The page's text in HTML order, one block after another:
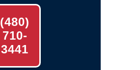
(480)
710-
3441